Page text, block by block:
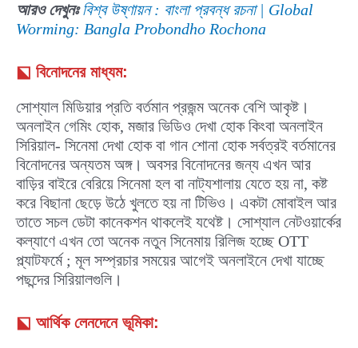
আরও দেখুনঃ বিশ্ব উষ্ণায়ন : বাংলা প্রবন্ধ রচনা | Global
Worming: Bangla Probondho Rochona
⬕ বিনোদনের মাধ্যম:
সোশ্যাল মিডিয়ার প্রতি বর্তমান প্রজন্ম অনেক বেশি আকৃষ্ট।
অনলাইন গেমিং হোক, মজার ভিডিও দেখা হোক কিংবা অনলাইন
সিরিয়াল- সিনেমা দেখা হোক বা গান শোনা হোক সর্বত্রই বর্তমানের
বিনোদনের অন্যতম অঙ্গ। অবসর বিনোদনের জন্য এখন আর
বাড়ির বাইরে বেরিয়ে সিনেমা হল বা নাট্যশালায় যেতে হয় না, কষ্ট
করে বিছানা ছেড়ে উঠে খুলতে হয় না টিভিও। একটা মোবাইল আর
তাতে সচল ডেটা কানেকশন থাকলেই যথেষ্ট। সোশ্যাল নেটওয়ার্কের
কল্যাণে এখন তো অনেক নতুন সিনেমায় রিলিজ হচ্ছে OTT
প্ল্যাটফর্মে ; মূল সম্প্রচার সময়ের আগেই অনলাইনে দেখা যাচ্ছে
পছন্দের সিরিয়ালগুলি।
⬕ আর্থিক লেনদেনে ভূমিকা: